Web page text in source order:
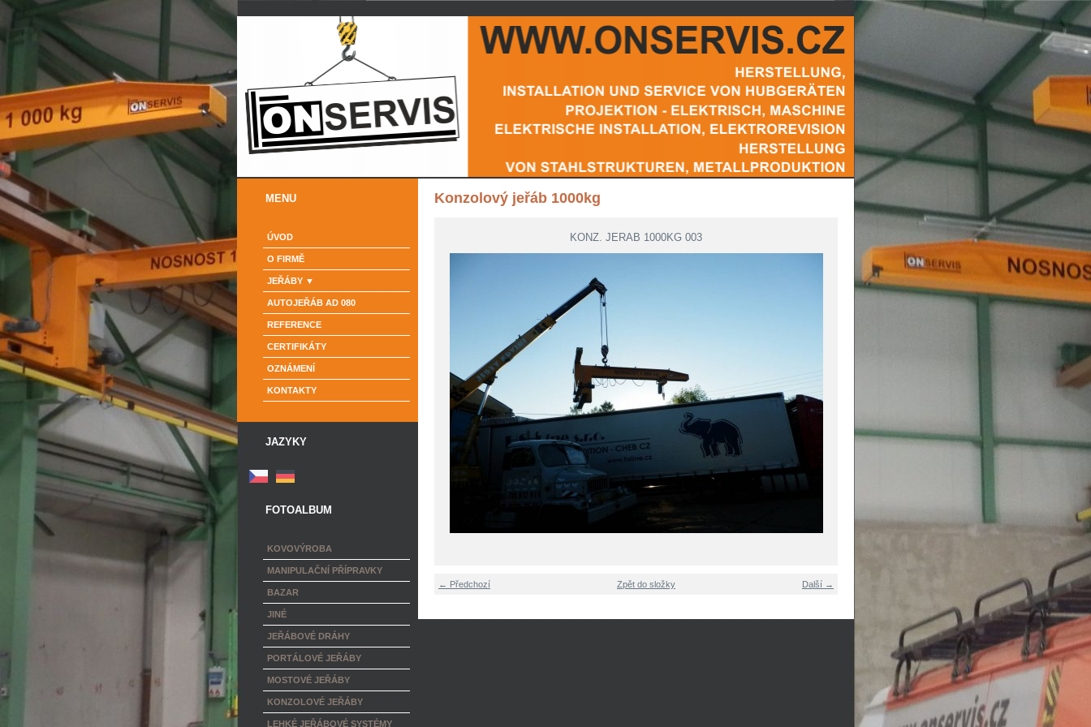
Konzolový jeřáb 1000kg
KONZ. JERAB 1000KG 003
← Předchozí Další →
Zpět do složky
MENU
ÚVOD
O FIRMĚ
JEŘÁBY
AUTOJEŘÁB AD 080
REFERENCE
CERTIFIKÁTY
OZNÁMENÍ
KONTAKTY
JAZYKY
FOTOALBUM
KOVOVÝROBA
MANIPULAČNÍ PŘÍPRAVKY
BAZAR
JINÉ
JEŘÁBOVÉ DRÁHY
PORTÁLOVÉ JEŘÁBY
MOSTOVÉ JEŘÁBY
KONZOLOVÉ JEŘÁBY
LEHKÉ JEŘÁBOVÉ SYSTÉMY